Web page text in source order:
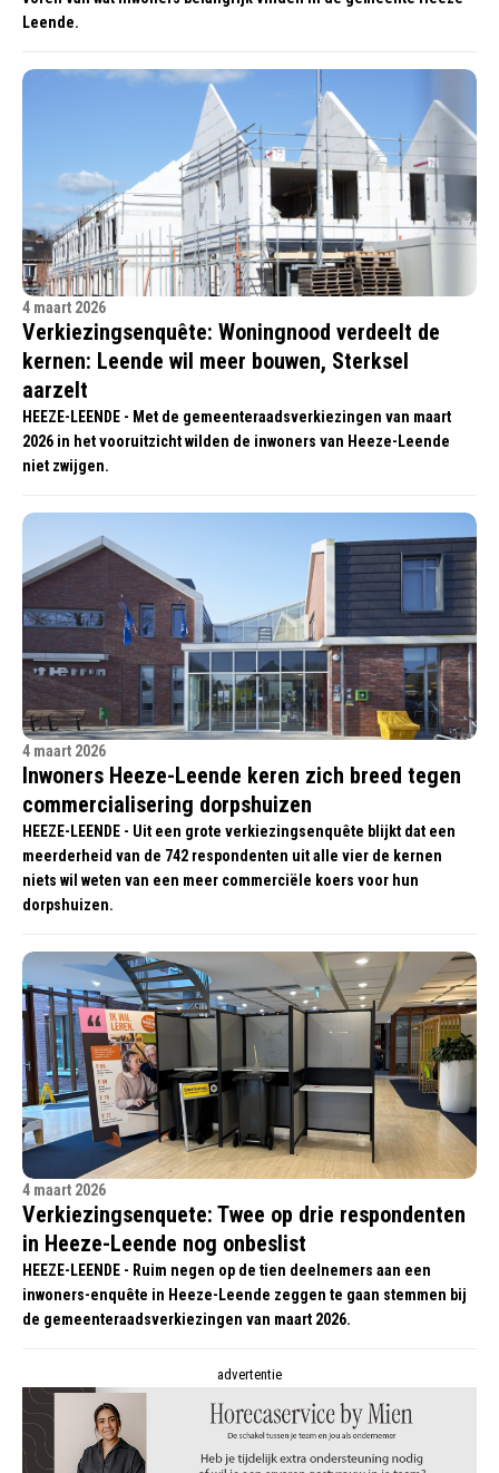
Leende.
4 maart 2026
Verkiezingsenquête: Woningnood verdeelt de
kernen: Leende wil meer bouwen, Sterksel
aarzelt
HEEZE-LEENDE - Met de gemeenteraadsverkiezingen van maart
2026 in het vooruitzicht wilden de inwoners van Heeze-Leende
niet zwijgen.
4 maart 2026
Inwoners Heeze-Leende keren zich breed tegen
commercialisering dorpshuizen
HEEZE-LEENDE - Uit een grote verkiezingsenquête blijkt dat een
meerderheid van de 742 respondenten uit alle vier de kernen
niets wil weten van een meer commerciële koers voor hun
dorpshuizen.
4 maart 2026
Verkiezingsenquete: Twee op drie respondenten
in Heeze-Leende nog onbeslist
HEEZE-LEENDE - Ruim negen op de tien deelnemers aan een
inwoners-enquête in Heeze-Leende zeggen te gaan stemmen bij
de gemeenteraadsverkiezingen van maart 2026.
advertentie